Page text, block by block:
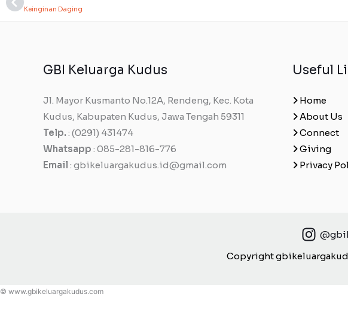
PrevKeinginan Daging
GBI Keluarga Kudus
Jl. Mayor Kusmanto No.12A, Rendeng, Kec. Kota
Kudus, Kabupaten Kudus, Jawa Tengah 59311
Telp. : (0291) 431474
Whatsapp : 085-281-816-776
Email : gbikeluargakudus.id@gmail.com
Useful
Home
About Us
Connect
Giving
Privacy
Copyright
© www.gbikeluargakudus.com